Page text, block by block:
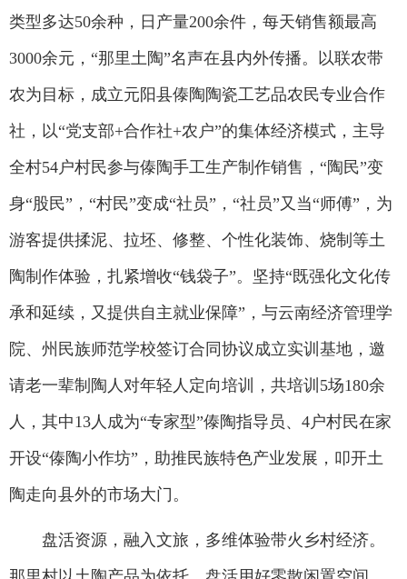
类型多达50余种，日产量200余件，每天销售额最高
3000余元，“那里土陶”名声在县内外传播。以联农带
农为目标，成立元阳县傣陶陶瓷工艺品农民专业合作
社，以“党支部+合作社+农户”的集体经济模式，主导
全村54户村民参与傣陶手工生产制作销售，“陶民”变
身“股民”，“村民”变成“社员”，“社员”又当“师傅”，为
游客提供揉泥、拉坯、修整、个性化装饰、烧制等土
陶制作体验，扎紧增收“钱袋子”。坚持“既强化文化传
承和延续，又提供自主就业保障”，与云南经济管理学
院、州民族师范学校签订合同协议成立实训基地，邀
请老一辈制陶人对年轻人定向培训，共培训5场180余
人，其中13人成为“专家型”傣陶指导员、4户村民在家
开设“傣陶小作坊”，助推民族特色产业发展，叩开土
陶走向县外的市场大门。
盘活资源，融入文旅，多维体验带火乡村经济。